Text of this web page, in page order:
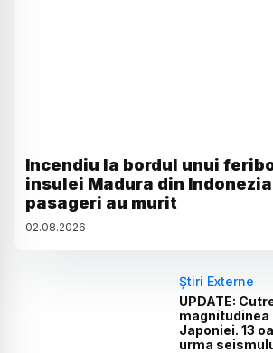
Incendiu la bordul unui
insulei Madura din
pasageri au murit
02.08.2026
Știri Externe
UPDATE:
magnitudinea
Japoniei. 13
urma